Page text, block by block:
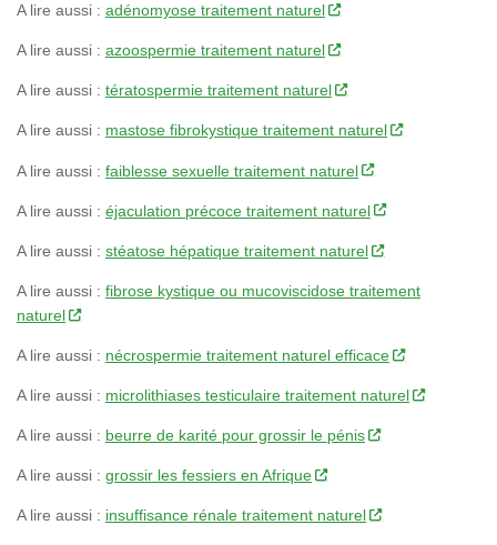
A lire aussi : adénomyose traitement naturel
A lire aussi : azoospermie traitement naturel
A lire aussi : tératospermie traitement naturel
A lire aussi : mastose fibrokystique traitement naturel
A lire aussi : faiblesse sexuelle traitement naturel
A lire aussi : éjaculation précoce traitement naturel
A lire aussi : stéatose hépatique traitement naturel
A lire aussi : fibrose kystique ou mucoviscidose traitement
naturel
A lire aussi : nécrospermie traitement naturel efficace
A lire aussi : microlithiases testiculaire traitement naturel
A lire aussi : beurre de karité pour grossir le pénis
A lire aussi : grossir les fessiers en Afrique
A lire aussi : insuffisance rénale traitement naturel